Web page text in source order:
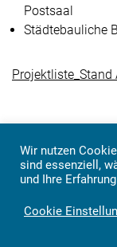
Postsaal
Städtebauliche
Impressum
Wir nutzen
sind essenziell,
und Ihre
Cookie